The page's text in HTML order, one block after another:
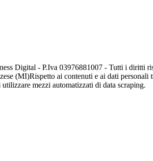
Digital - P.Iva 03976881007 - Tutti i diritti
(MI)Rispetto ai contenuti e ai dati personali
mezzi automatizzati di data scraping.